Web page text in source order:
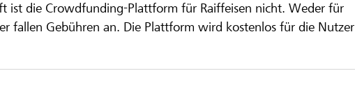
ist die Crowdfunding-Plattform für Raiffeisen nicht. Weder für
fallen Gebühren an. Die Plattform wird kostenlos für die Nutzer